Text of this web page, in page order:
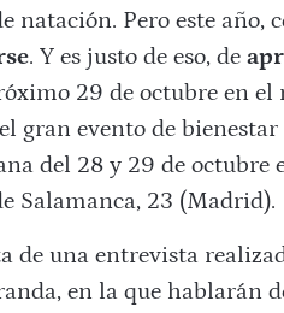
natación. Pero este año,
. Y es justo de eso, de
29 de octubre en el
gran evento de
del 28 y 29 de octubre
Salamanca, 23 (Madrid).
de una entrevista
en la que hablarán